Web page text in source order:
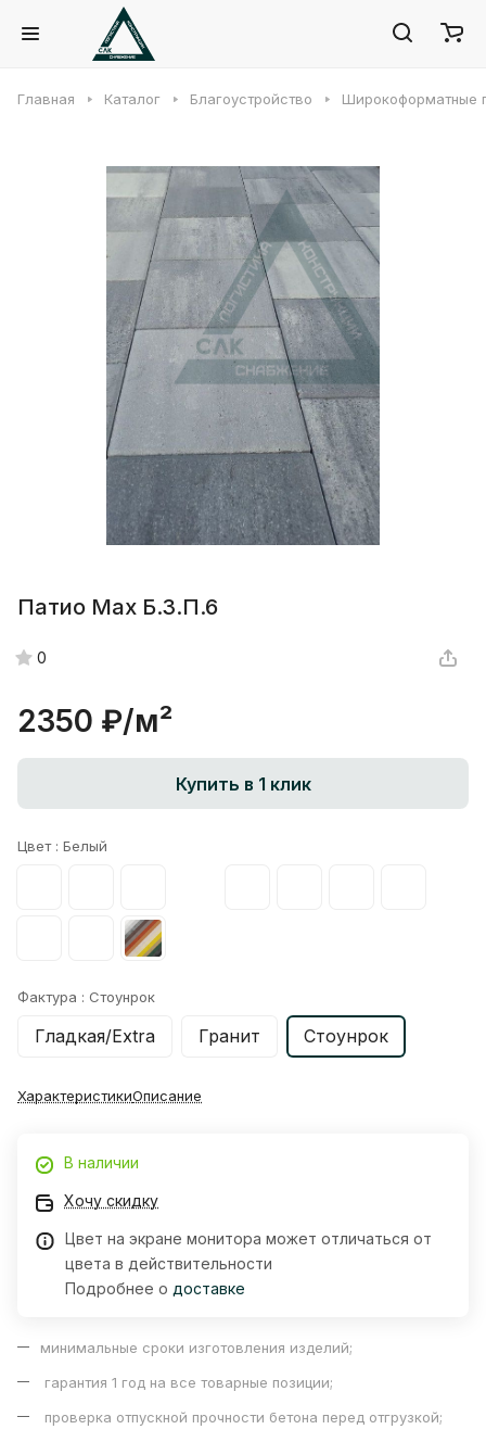
Главная Каталог Благоустройство Широкоформатные
Патио Max Б.3.П.6
0
2350 ₽/м²
Купить в 1 клик
Цвет : Белый
Фактура : Стоунрок
Гладкая/Extra Гранит Стоунрок
ХарактеристикиОписание
В наличии
Хочу скидку
Цвет на экране монитора может отличаться от
цвета в действительности
Подробнее о доставке
минимальные сроки изготовления изделий;
гарантия 1 год на все товарные позиции;
проверка отпускной прочности бетона перед отгрузкой;